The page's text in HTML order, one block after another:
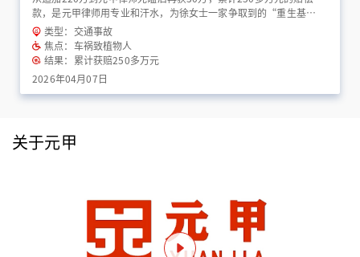
款，是元甲律师用专业和汗水，为徐女士一家争取到的“重生基
金”！
类型：交通事故
焦点：车祸致植物人
结果：累计获赔250多万元
2026年04月07日
关于元甲